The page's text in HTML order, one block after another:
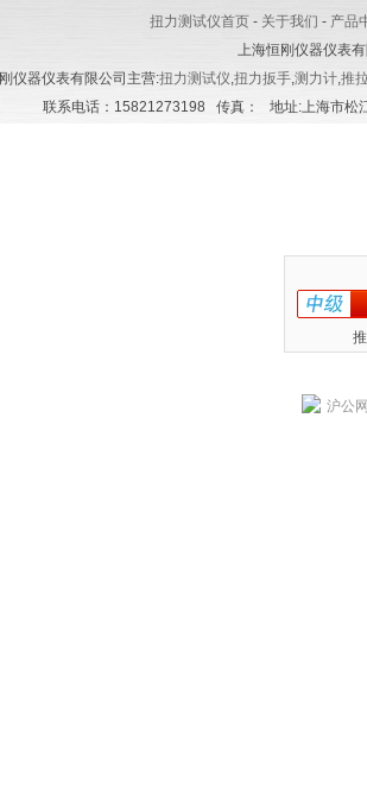
扭力测试仪首页 - 关于我们 - 产品
上海恒刚仪器仪表
仪器仪表有限公司主营:扭力测试仪,扭力扳手,测力计,推
联系电话：15821273198 传真： 地址:上海市
沪公